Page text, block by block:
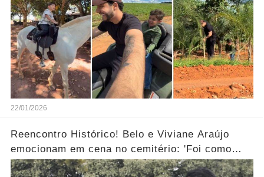
22/01/2026
Reencontro Histórico! Belo e Viviane Araújo
emocionam em cena no cemitério: 'Foi como
reviver nosso passado'... Ver mais